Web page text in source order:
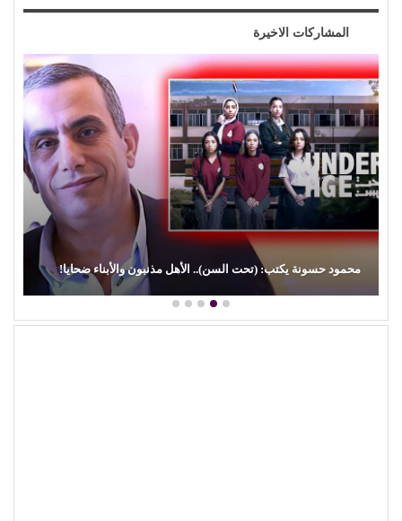
المشاركات الاخيرة
محمود حسونة يكتب: (تحت السن).. الأهل مذنبون والأبناء ضحايا!